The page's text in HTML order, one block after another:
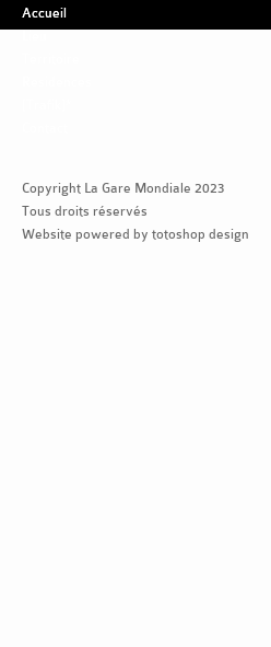
Accueil
Copyright La Gare Mondiale 2023
Tous droits réservés
Website powered by totoshop design